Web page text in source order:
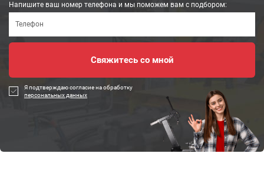
Напишите ваш номер телефона и мы поможем вам с подбором:
Я подтверждаю согласие на обработку
персональных данных